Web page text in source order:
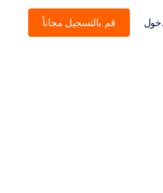
قم بالتسجيل مجاناً